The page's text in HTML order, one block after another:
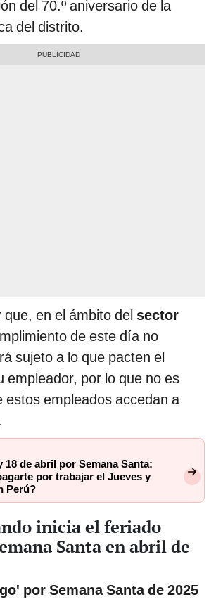
del 70.º aniversario de la
del distrito.
en el ámbito del sector
de este día no
sujeto a lo que pacten el
empleador, por lo que no es
estos empleados accedan a
18 de abril por Semana Santa:
por trabajar el Jueves y
Perú?
inicia el feriado
Santa en abril de
por Semana Santa de 2025